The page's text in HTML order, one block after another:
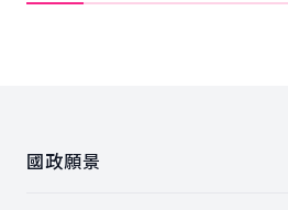
國政願景